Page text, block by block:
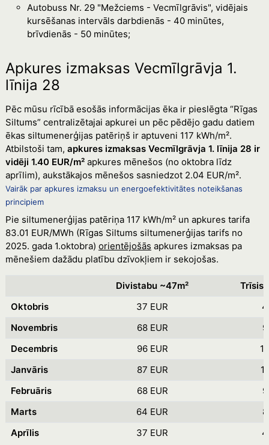
Autobuss Nr. 29 "Mežciems - Vecmīlgrāvis", vidējais
kursēšanas intervāls darbdienās - 40 minūtes,
brīvdienās - 50 minūtes;
Apkures izmaksas Vecmīlgrāvja 1.
līnija 28
Pēc mūsu rīcībā esošās informācijas ēka ir pieslēgta “Rīgas
Siltums” centralizētajai apkurei un pēc pēdējo gadu datiem
ēkas siltumenerģijas patēriņš ir aptuveni 117 kWh/m².
Atbilstoši tam, apkures izmaksas Vecmīlgrāvja 1. līnija 28 ir
vidēji 1.40 EUR/m²apkures mēnešos (no oktobra līdz
aprīlim), aukstākajos mēnešos sasniedzot 2.04 EUR/m².
Vairāk par apkures izmaksu un energoefektivitātes noteikšanas
principiem
Pie siltumenerģijas patēriņa 117 kWh/m² un apkures tarifa
83.01 EUR/MWh (Rīgas Siltums siltumenerģijas tarifs no
2025. gada 1.oktobra) orientējošās apkures izmaksas pa
mēnešiem dažādu platību dzīvokļiem ir sekojošas.
Divistabu ~47m²
Oktobris
37 EUR
Novembris
68 EUR
Decembris
96 EUR
Janvāris
87 EUR
Februāris
68 EUR
Marts
64 EUR
Aprīlis
37 EUR